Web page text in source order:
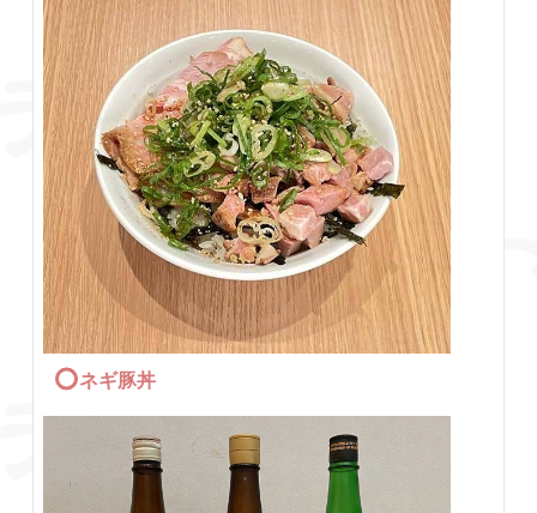
ネギ豚丼